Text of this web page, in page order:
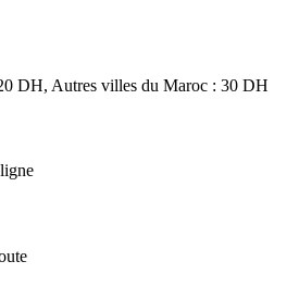
DH, Autres villes du Maroc : 30 DH